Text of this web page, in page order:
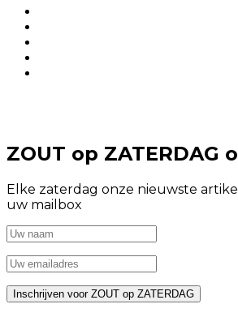
ZOUT op ZATERDAG
Elke zaterdag onze nieuwste
uw mailbox